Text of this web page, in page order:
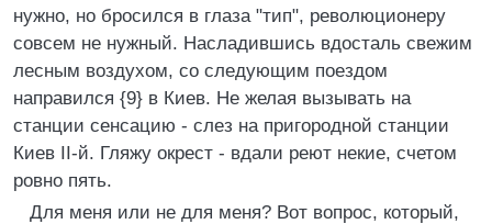
нужно, но бросился в глаза "тип", революционеру
совсем не нужный. Насладившись вдосталь свежим
лесным воздухом, со следующим поездом
направился {9} в Киев. Не желая вызывать на
станции сенсацию - слез на пригородной станции
Киев II-й. Гляжу окрест - вдали реют некие, счетом
ровно пять.
Для меня или не для меня? Вот вопрос, который,